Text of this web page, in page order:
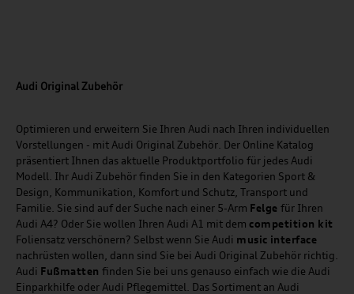
Audi Original Zubehör
Optimieren und erweitern Sie Ihren Audi nach Ihren individuellen
Vorstellungen - mit Audi Original Zubehör. Der Online Katalog
präsentiert Ihnen das aktuelle Produktportfolio für jedes Audi
Modell. Ihr Audi Zubehör finden Sie in den Kategorien Sport &
Design, Kommunikation, Komfort und Schutz, Transport und
Familie. Sie sind auf der Suche nach einer 5-Arm Felge für Ihren
Audi A4? Oder Sie wollen Ihren Audi A1 mit dem competition kit
Foliensatz verschönern? Selbst wenn Sie Audi music interface
nachrüsten wollen, dann sind Sie bei Audi Original Zubehör richtig.
Audi Fußmatten finden Sie bei uns genauso einfach wie die Audi
Einparkhilfe oder Audi Pflegemittel. Das Sortiment an Audi